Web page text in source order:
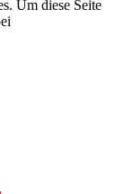
Um diese Seite